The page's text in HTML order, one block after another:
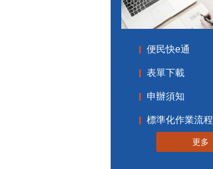
便民快e通
表單下載
申辦須知
標準化作業流程
更多